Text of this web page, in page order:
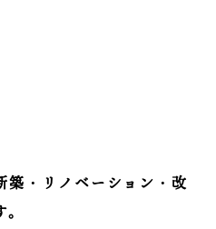
・リノベーション・改